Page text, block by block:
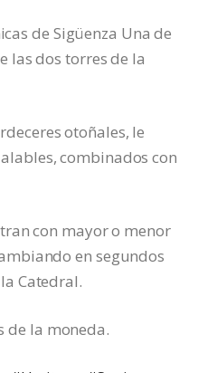
de Sigüenza Una de
las dos torres de la
otoñales, le
combinados con
con mayor o menor
en segundos
Catedral.
de la moneda.